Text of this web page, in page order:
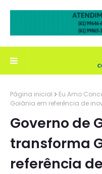
Página inicial Eu Amo
Goiânia em referência de
Governo de
transforma
referência